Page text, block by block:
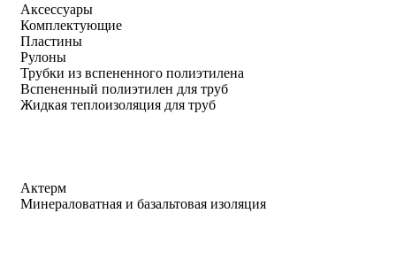
Аксессуары
Комплектующие
Пластины
Рулоны
Трубки из вспененного полиэтилена
Вспененный полиэтилен для труб
Жидкая теплоизоляция для труб
Актерм
Минераловатная и базальтовая изоляция